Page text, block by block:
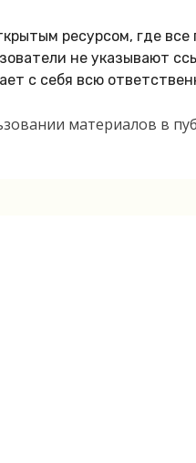
ресурсом, где
не указывают
с себя всю
материалов в